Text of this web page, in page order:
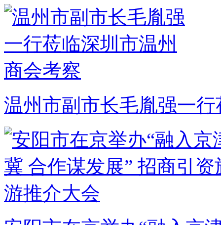
温州市副市长毛胤强一